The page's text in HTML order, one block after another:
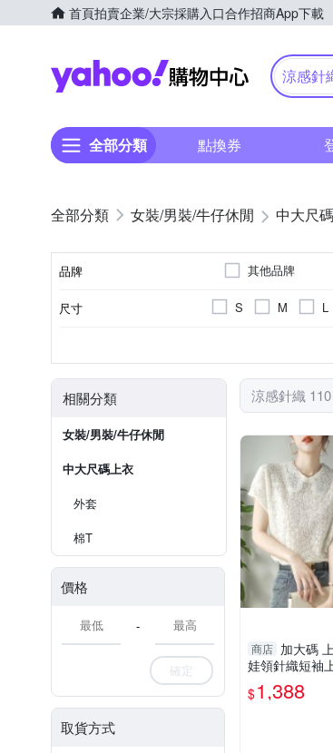
首頁拍賣企業/大宗採購入口合作招商App下載
Yahoo購物
涼感針
全部分類 點換券
女裝/男裝/牛仔休閒 中大尺
品牌 其他品牌
尺寸 S M L
相關分類
女裝/男裝/牛仔休閒
中大尺碼上衣
外套
棉T
價格
-
確定
取貨方式
涼感針織
商店 加大碼
娃領針織短袖
$1,388